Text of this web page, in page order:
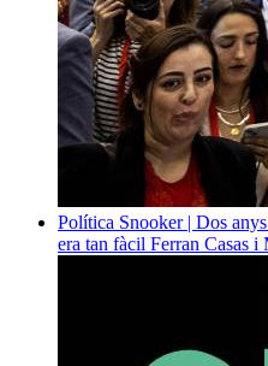
Política Snooker | Dos
era tan fàcil Ferran Casas i